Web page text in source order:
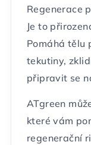
Regenerace
Je to
Pomáhá tělu
tekutiny,
připravit se
ATgreen
které vám
regenerační